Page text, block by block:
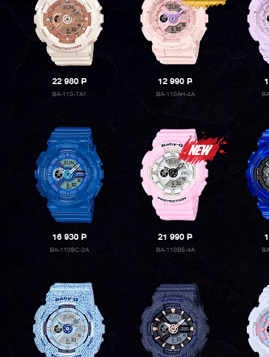
22 980P
BA-110-7A1
12 990P
BA-110AH-4A
16 930P
BA-110BC-2A
21 990P
BA-110BE-4A